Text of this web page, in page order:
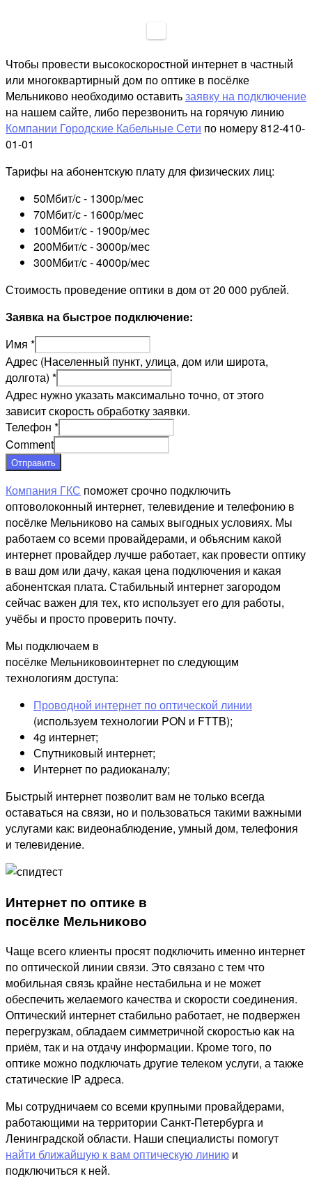
Чтобы провести высокоскоростной интернет в частный
или многоквартирный дом по оптике в посёлке
Мельниково необходимо оставитьзаявку на подключение
на нашем сайте, либо перезвонить на горячую линию
Компании Городские Кабельные Сети по номеру 812-410-
01-01
Тарифы на абонентскую плату для физических лиц:
50Мбит/с - 1300р/мес
70Мбит/с - 1600р/мес
100Мбит/с - 1900р/мес
200Мбит/с - 3000р/мес
300Мбит/с - 4000р/мес
Стоимость проведение оптики в дом от 20 000 рублей.
Заявка на быстрое подключение:
Имя *
Адрес (Населенный пункт, улица, дом или широта,
долгота) *
Адрес нужно указать максимально точно, от этого
зависит скорость обработку заявки.
Телефон *
Comment
Отправить
Компания ГКС поможет срочно подключить
оптоволоконный интернет, телевидение и телефонию в
посёлке Мельниково на самых выгодных условиях. Мы
работаем со всеми провайдерами, и объясним какой
интернет провайдер лучше работает, как провести оптику
в ваш дом или дачу, какая цена подключения и какая
абонентская плата. Стабильный интернет загородом
сейчас важен для тех, кто использует его для работы,
учёбы и просто проверить почту.
Мы подключаем в
посёлке Мельниковоинтернет по следующим
технологиям доступа:
Проводной интернет по оптической линии
(используем технологии PON и FTTB);
4g интернет;
Спутниковый интернет;
Интернет по радиоканалу;
Быстрый интернет позволит вам не только всегда
оставаться на связи, но и пользоваться такими важными
услугами как: видеонаблюдение, умный дом, телефония
и телевидение.
Интернет по оптике в
посёлке Мельниково
Чаще всего клиенты просят подключить именно интернет
по оптической линии связи. Это связано с тем что
мобильная связь крайне нестабильна и не может
обеспечить желаемого качества и скорости соединения.
Оптический интернет стабильно работает, не подвержен
перегрузкам, обладаем симметричной скоростью как на
приём, так и на отдачу информации. Кроме того, по
оптике можно подключать другие телеком услуги, а также
статические IP адреса.
Мы сотрудничаем со всеми крупными провайдерами,
работающими на территории Санкт-Петербурга и
Ленинградской области. Наши специалисты помогут
найти ближайшую к вам оптическую линию и
подключиться к ней.